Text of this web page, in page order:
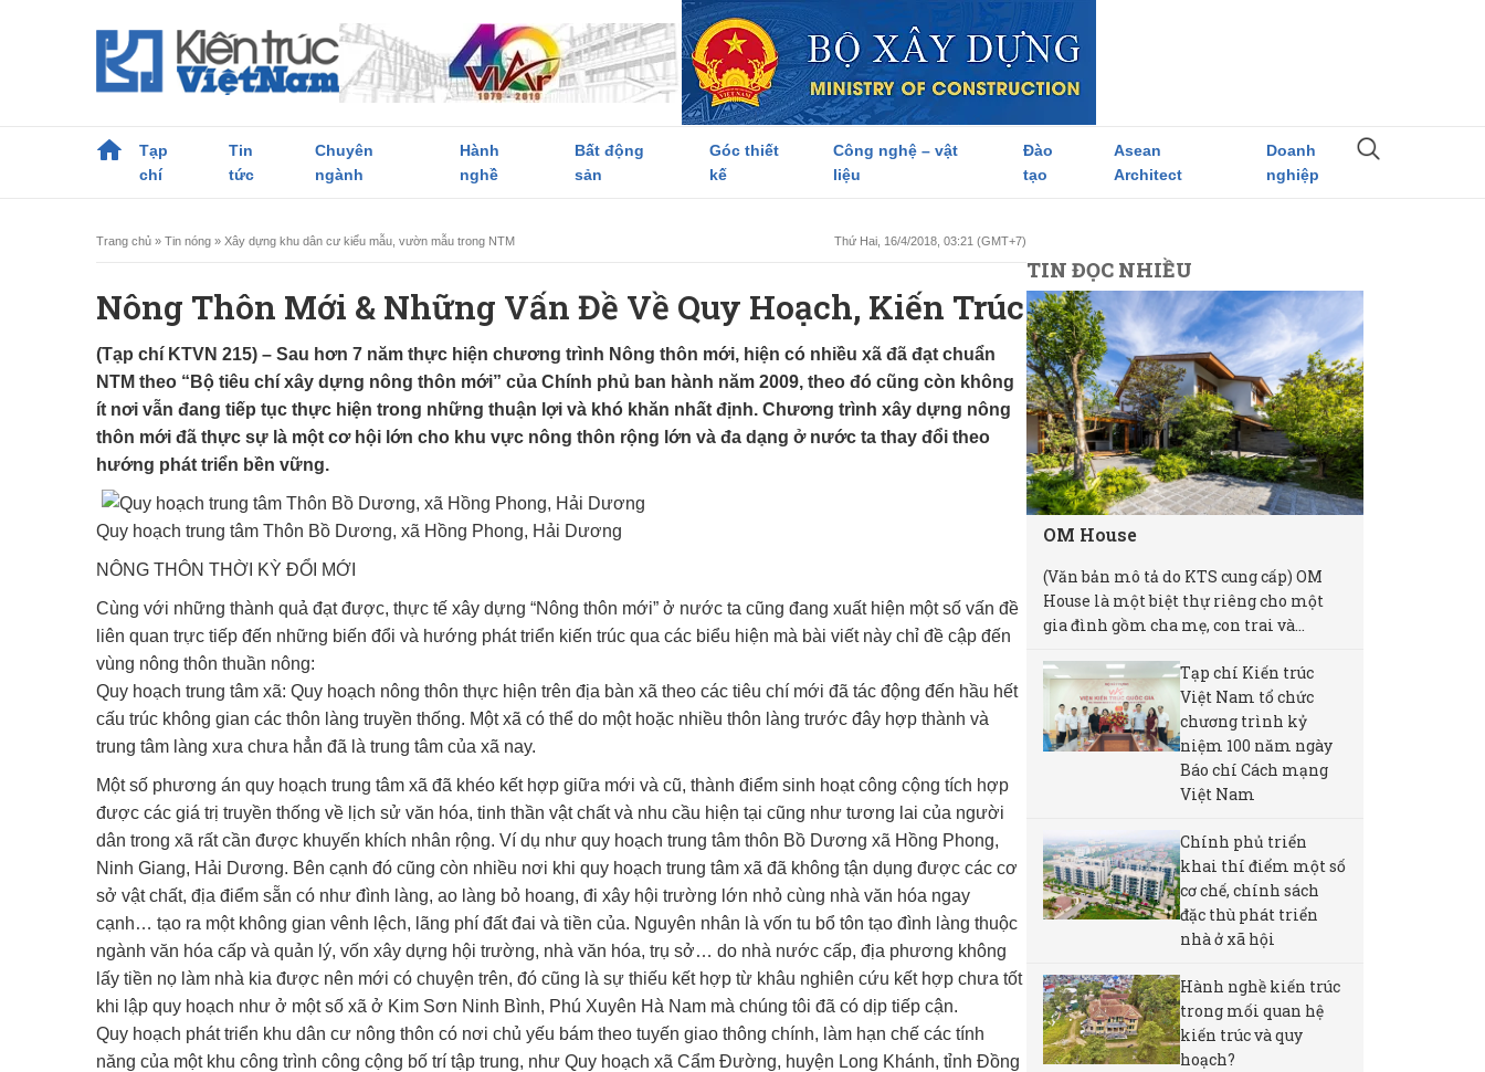
Tạp
chí
Tin
tức
Chuyên
ngành
Hành
nghề
Bất động
sản
Góc thiết
kế
Công nghệ – vật
liệu
Đào
tạo
Asean
Architect
Doanh
nghiệp
Trang chủ » Tin nóng » Xây dựng khu dân cư kiểu mẫu, vườn mẫu trong NTM Thứ Hai, 16/4/2018, 03:21 (GMT+7)
Nông Thôn Mới & Những Vấn Đề Về Quy Hoạch, Kiến Trúc
(Tạp chí KTVN 215) – Sau hơn 7 năm thực hiện chương trình Nông thôn mới, hiện có nhiều xã đã đạt chuẩn
NTM theo “Bộ tiêu chí xây dựng nông thôn mới” của Chính phủ ban hành năm 2009, theo đó cũng còn không
ít nơi vẫn đang tiếp tục thực hiện trong những thuận lợi và khó khăn nhất định. Chương trình xây dựng nông
thôn mới đã thực sự là một cơ hội lớn cho khu vực nông thôn rộng lớn và đa dạng ở nước ta thay đổi theo
hướng phát triển bền vững.
Quy hoạch trung tâm Thôn Bồ Dương, xã Hồng Phong, Hải Dương
NÔNG THÔN THỜI KỲ ĐỔI MỚI
Cùng với những thành quả đạt được, thực tế xây dựng “Nông thôn mới” ở nước ta cũng đang xuất hiện một số vấn đề
liên quan trực tiếp đến những biến đổi và hướng phát triển kiến trúc qua các biểu hiện mà bài viết này chỉ đề cập đến
vùng nông thôn thuần nông:
Quy hoạch trung tâm xã: Quy hoạch nông thôn thực hiện trên địa bàn xã theo các tiêu chí mới đã tác động đến hầu hết
cấu trúc không gian các thôn làng truyền thống. Một xã có thể do một hoặc nhiều thôn làng trước đây hợp thành và
trung tâm làng xưa chưa hẳn đã là trung tâm của xã nay.
Một số phương án quy hoạch trung tâm xã đã khéo kết hợp giữa mới và cũ, thành điểm sinh hoạt công cộng tích hợp
được các giá trị truyền thống về lịch sử văn hóa, tinh thần vật chất và nhu cầu hiện tại cũng như tương lai của người
dân trong xã rất cần được khuyến khích nhân rộng. Ví dụ như quy hoạch trung tâm thôn Bồ Dương xã Hồng Phong,
Ninh Giang, Hải Dương. Bên cạnh đó cũng còn nhiều nơi khi quy hoạch trung tâm xã đã không tận dụng được các cơ
sở vật chất, địa điểm sẵn có như đình làng, ao làng bỏ hoang, đi xây hội trường lớn nhỏ cùng nhà văn hóa ngay
cạnh… tạo ra một không gian vênh lệch, lãng phí đất đai và tiền của. Nguyên nhân là vốn tu bổ tôn tạo đình làng thuộc
ngành văn hóa cấp và quản lý, vốn xây dựng hội trường, nhà văn hóa, trụ sở… do nhà nước cấp, địa phương không
lấy tiền nọ làm nhà kia được nên mới có chuyện trên, đó cũng là sự thiếu kết hợp từ khâu nghiên cứu kết hợp chưa tốt
khi lập quy hoạch như ở một số xã ở Kim Sơn Ninh Bình, Phú Xuyên Hà Nam mà chúng tôi đã có dịp tiếp cận.
Quy hoạch phát triển khu dân cư nông thôn có nơi chủ yếu bám theo tuyến giao thông chính, làm hạn chế các tính
năng của một khu công trình công cộng bố trí tập trung, như Quy hoạch xã Cẩm Đường, huyện Long Khánh, tỉnh Đồng
TIN ĐỌC NHIỀU
OM House
(Văn bản mô tả do KTS cung cấp) OM
House là một biệt thự riêng cho một
gia đình gồm cha mẹ, con trai và...
Tạp chí Kiến trúc
Việt Nam tổ chức
chương trình kỷ
niệm 100 năm ngày
Báo chí Cách mạng
Việt Nam
Chính phủ triển
khai thí điểm một số
cơ chế, chính sách
đặc thù phát triển
nhà ở xã hội
Hành nghề kiến trúc
trong mối quan hệ
kiến trúc và quy
hoạch?